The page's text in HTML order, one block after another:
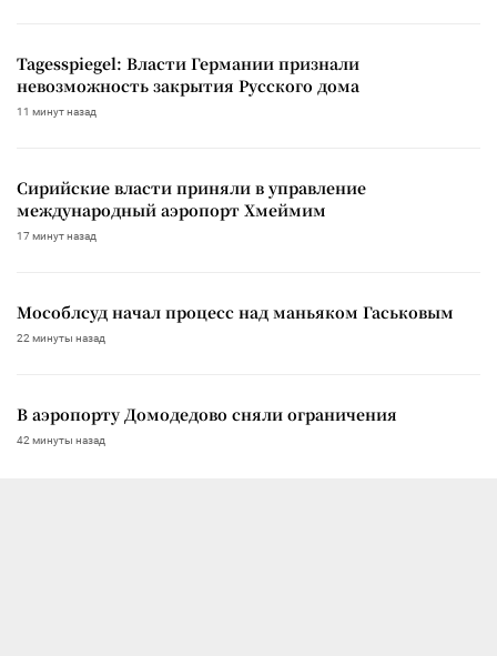
Tagesspiegel: Власти Германии признали
невозможность закрытия Русского дома
11 минут назад
Сирийские власти приняли в управление
международный аэропорт Хмеймим
17 минут назад
Мособлсуд начал процесс над маньяком Гаськовым
22 минуты назад
В аэропорту Домодедово сняли ограничения
42 минуты назад